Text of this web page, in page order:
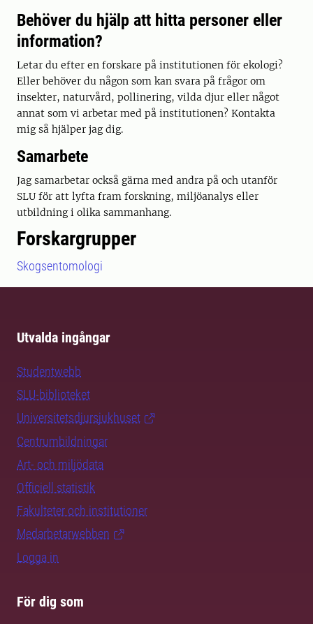
Behöver du hjälp att hitta personer eller
information?
Letar du efter en forskare på institutionen för ekologi?
Eller behöver du någon som kan svara på frågor om
insekter, naturvård, pollinering, vilda djur eller något
annat som vi arbetar med på institutionen? Kontakta
mig så hjälper jag dig.
Samarbete
Jag samarbetar också gärna med andra på och utanför
SLU för att lyfta fram forskning, miljöanalys eller
utbildning i olika sammanhang.
Forskargrupper
Skogsentomologi
Utvalda ingångar
Studentwebb
SLU-biblioteket
Universitetsdjursjukhuset
Centrumbildningar
Art- och miljödata
Officiell statistik
Fakulteter och institutioner
Medarbetarwebben
Logga in
För dig som